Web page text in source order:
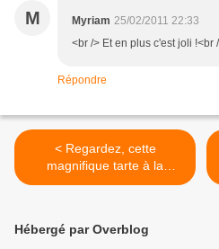
M Myriam 25/02/2011 22:33
<br /> Et en plus c'est joli !<br
Répondre
< Regardez, cette
magnifique tarte à la
rhubarbe !
Hébergé par Overblog